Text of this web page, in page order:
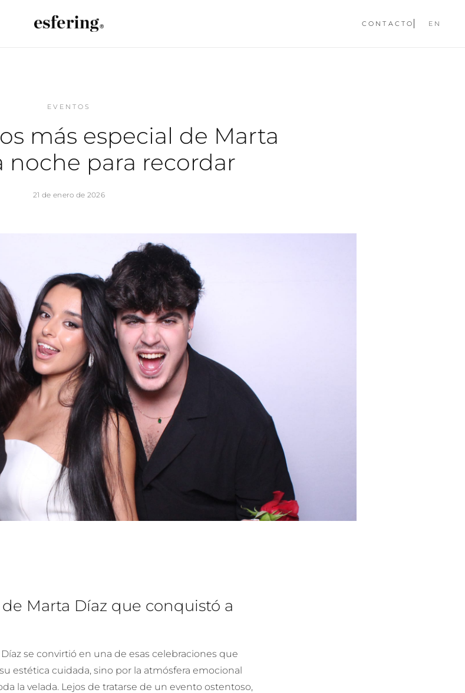
CONTACTO EN
EVENTOS
más especial de Marta
noche para recordar
21 de enero de 2026
Marta Díaz que conquistó a
se convirtió en una de esas celebraciones que
estética cuidada, sino por la atmósfera emocional
la velada. Lejos de tratarse de un evento ostentoso,